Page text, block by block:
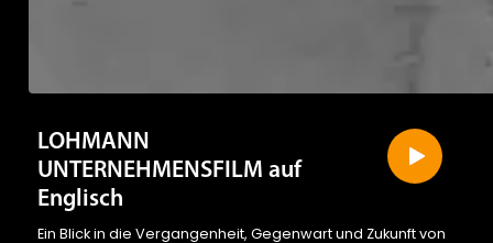
LOHMANN
UNTERNEHMENSFILM auf
Englisch
Ein Blick in die Vergangenheit, Gegenwart und Zukunft von